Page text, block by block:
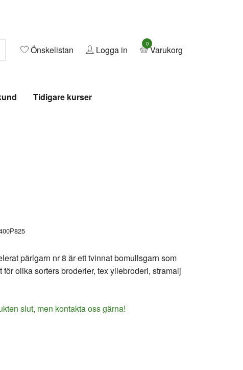
Önskelistan Logga in
0
Varukorg
Tidigare kurser
pärlgarn nr 8 är ett tvinnat bomullsgarn som
för olika sorters broderier, tex yllebroderi, stramalj
slut, men kontakta oss gärna!